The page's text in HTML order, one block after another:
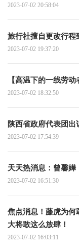
2023-07-02 20:58:04
旅行社擅自更改行程
2023-07-02 19:37:20
【高温下的一线劳
2023-07-02 18:32:50
陕西省政府代表团出
2023-07-02 17:54:39
天天热消息：曾馨嬅
2023-07-02 16:51:30
焦点消息！藤虎为何
大将敢这么放肆！
2023-07-02 16:03:11